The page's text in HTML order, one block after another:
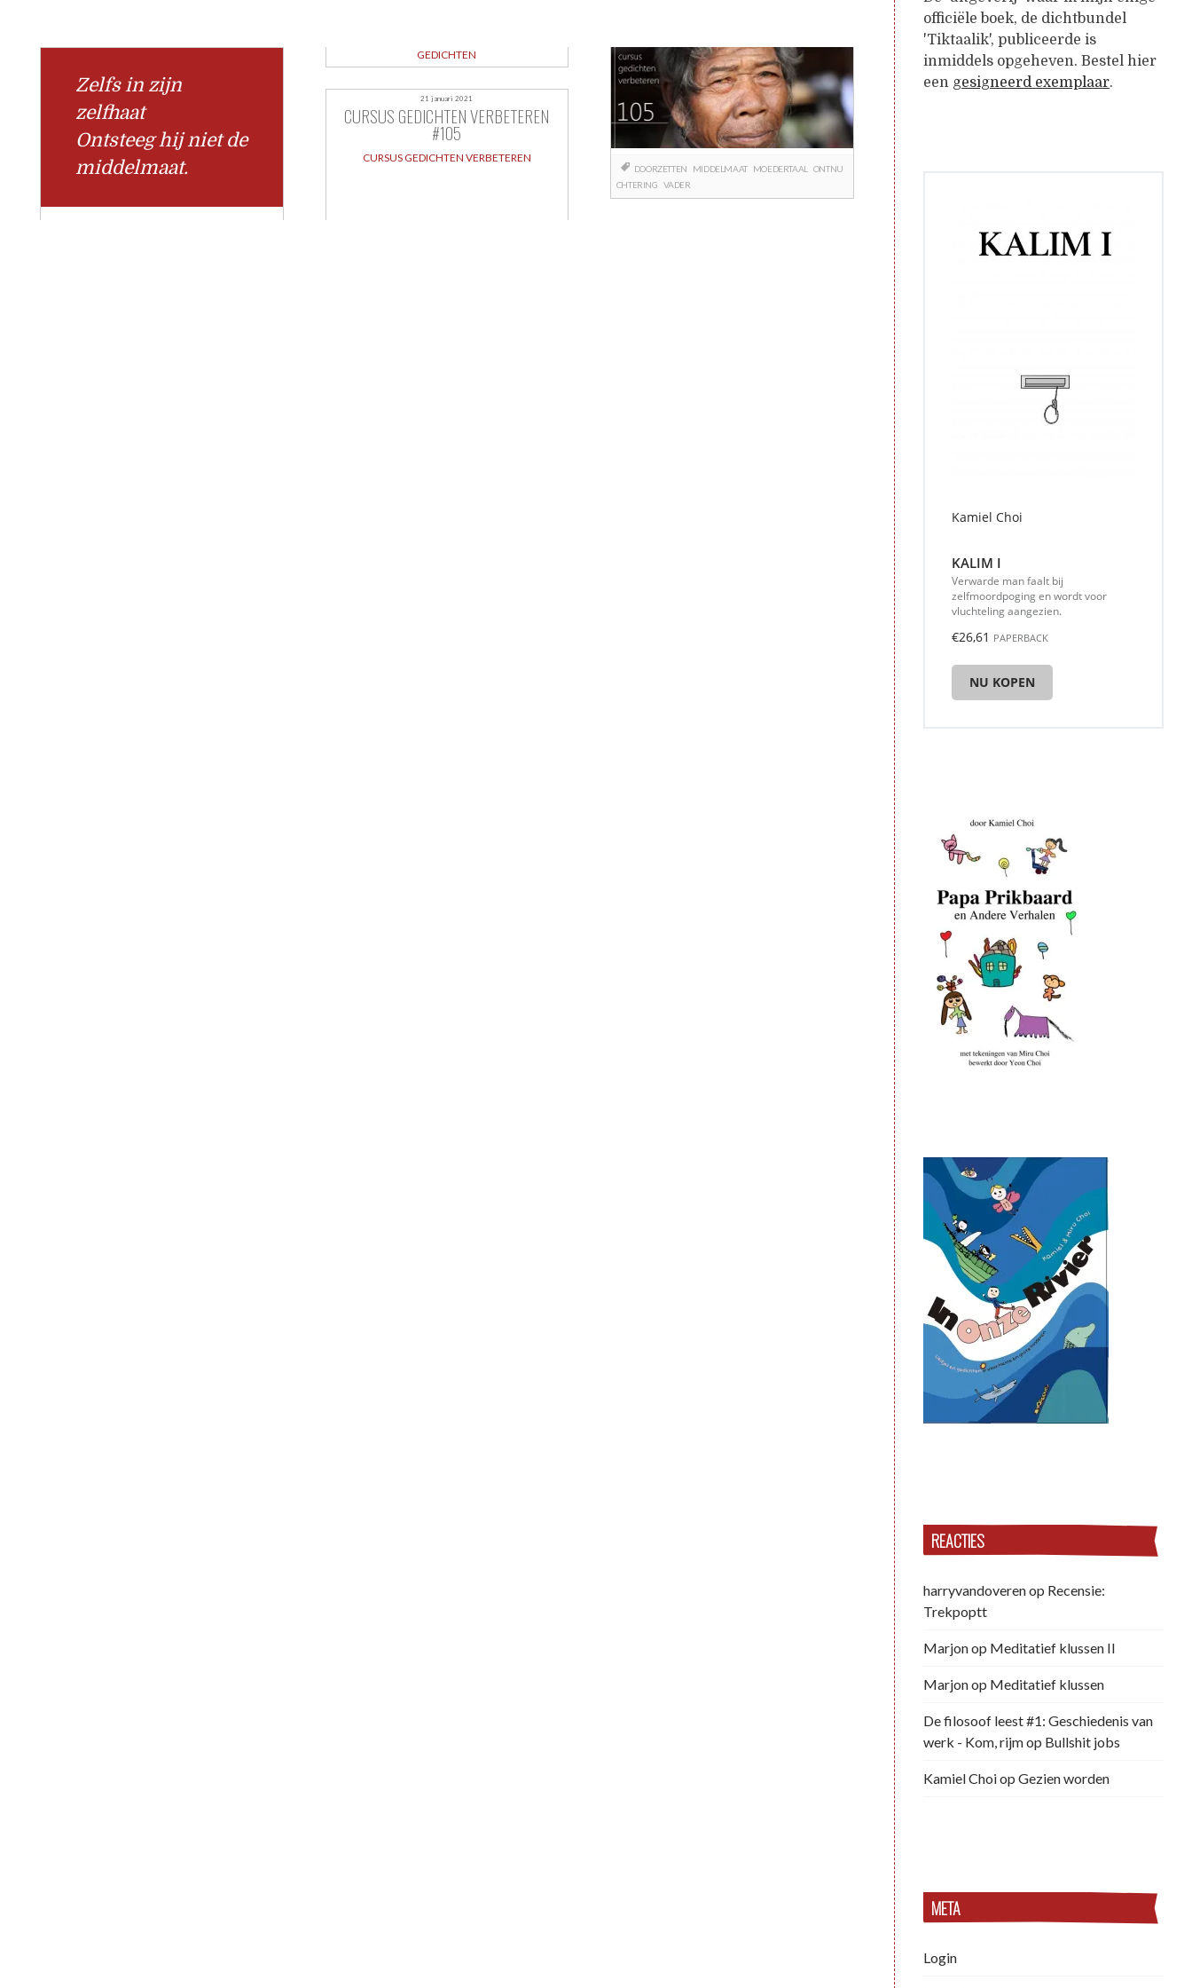
Zelfs in zijn
zelfhaat
Ontsteeg hij niet de
middelmaat.
GEDICHTEN
21 januari 2021
CURSUS GEDICHTEN VERBETEREN
#105
CURSUS GEDICHTEN VERBETEREN
DOORZETTEN MIDDELMAAT MOEDERTAAL
ONTNU
CHTERING VADER
officiële boek, de dichtbundel
'Tiktaalik', publiceerde is
inmiddels opgeheven. Bestel hier
een gesigneerd exemplaar.
Kamiel Choi
KALIM I
Verwarde man faalt bij
zelfmoordpoging en wordt voor
vluchteling aangezien.
€26,61 PAPERBACK
NU KOPEN
REACTIES
harryvandoverenop Recensie:
Trekpoptt
Marjonop Meditatief klussen II
Marjonop Meditatief klussen
De filosoof leest #1: Geschiedenis van
werk - Kom, rijmop Bullshit jobs
Kamiel Choiop Gezien worden
META
Login